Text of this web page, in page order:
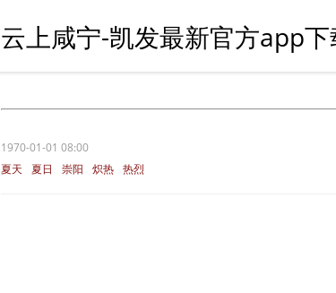
云上咸宁-凯发最新官方app下
1970-01-01 08:00
夏天
夏日 崇阳 炽热 热烈